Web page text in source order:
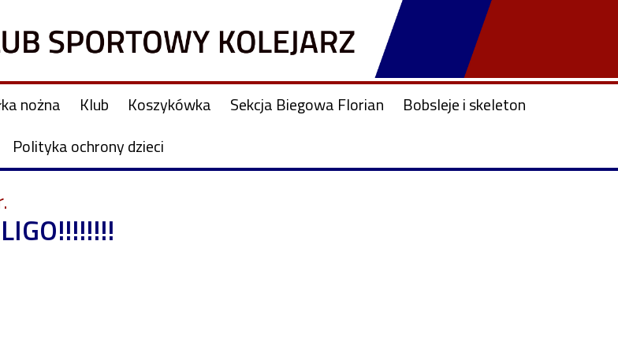
nożna Klub Koszykówka Sekcja Biegowa Florian
Bobsleje i skeleton
Polityka ochrony dzieci